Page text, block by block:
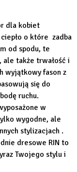
dla kobiet
o które zadba
od spodu, te
także trwałość i
wyjątkowy fason z
się do
ruchu.
w
wygodne, ale
stylizacjach .
dresowe RIN to
Twojego stylu i